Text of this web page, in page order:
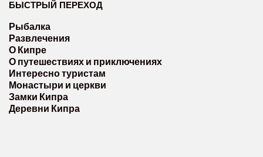
БЫСТРЫЙ ПЕРЕХОД
Рыбалка
Развлечения
О Кипре
О путешествиях и приключениях
Интересно туристам
Монастыри и церкви
Замки Кипра
Деревни Кипра